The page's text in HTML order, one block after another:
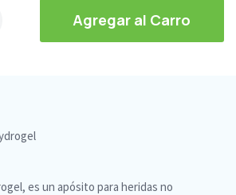
Agregar al Carro
es un apósito para heridas no